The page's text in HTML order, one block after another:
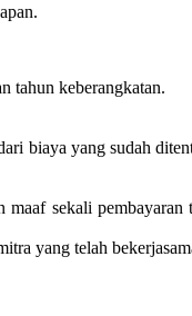
tahun keberangkatan.
biaya yang sudah
maaf sekali
yang telah